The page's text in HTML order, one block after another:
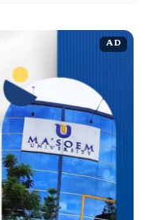
AD